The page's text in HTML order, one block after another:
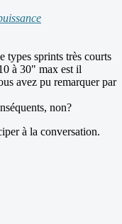
types sprints très courts
à 30" max est il
avez pu remarquer par
non?
à la conversation.